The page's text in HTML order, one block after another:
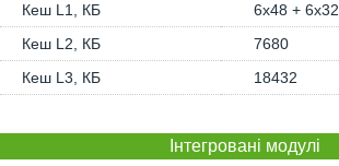
Кеш L1, КБ
6x48 + 6x32
Кеш L2, КБ
7680
Кеш L3, КБ
18432
Інтегровані модулі